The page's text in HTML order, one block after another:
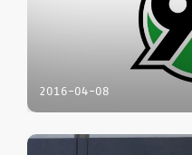
2016-04-08